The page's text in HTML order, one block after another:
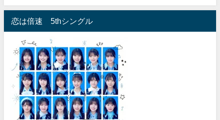
恋は倍速 5thシングル